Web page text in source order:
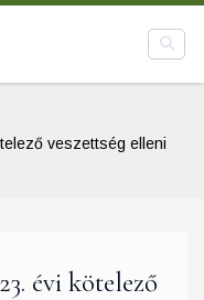
veszettség elleni
évi kötelező